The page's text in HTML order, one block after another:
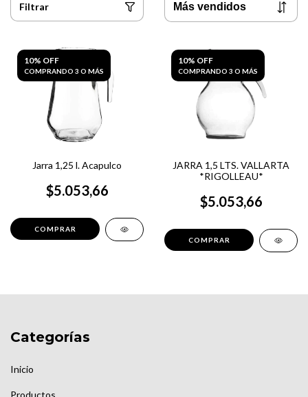
Filtrar
10% OFF
COMPRANDO 3 O MÁS
Jarra 1,25 l. Acapulco
$5.053,66
10% OFF
COMPRANDO 3 O MÁS
JARRA 1,5 LTS. VALLARTA
*RIGOLLEAU*
$5.053,66
Categorías
Inicio
Productos